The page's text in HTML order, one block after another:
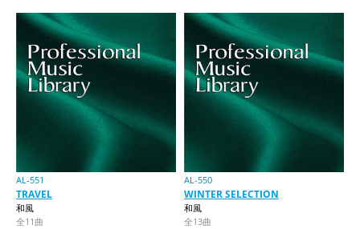
AL-551
TRAVEL
和風
全11曲
AL-550
WINTER SELECTION
和風
全13曲